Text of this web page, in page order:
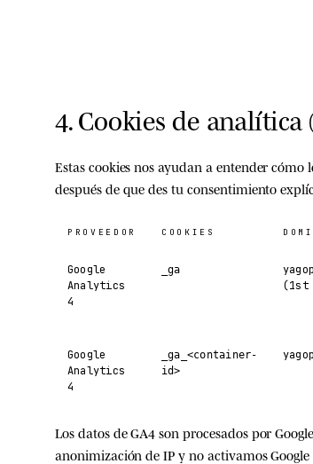
4. Cookies de analítica
Estas cookies nos ayudan a entender
después de que des tu consentimiento
PROVEEDOR COOKIES
Google
Analytics
4
_ga
(1st
Google
Analytics
4
_ga_<container-
id>
Los datos de GA4 son procesados por
anonimización de IP ynoactivamos